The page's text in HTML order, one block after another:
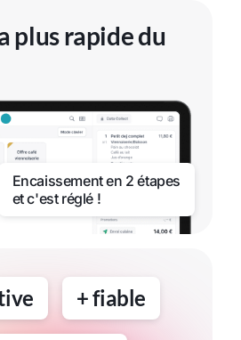
plus rapide du
Encaissement en 2 étapes
et c'est réglé !
+ fiable